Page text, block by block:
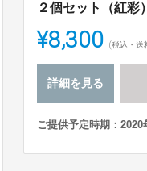
２個セット（紅彩）
¥8,300 (税込・送
詳細を見る
ご提供予定時期：